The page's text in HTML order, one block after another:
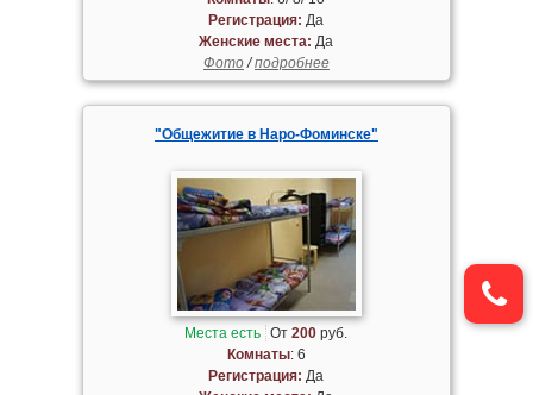
Регистрация: Да
Женские места: Да
Фото/подробнее
"Общежитие в Наро-Фоминске"
Места есть От200 руб.
Комнаты: 6
Регистрация: Да